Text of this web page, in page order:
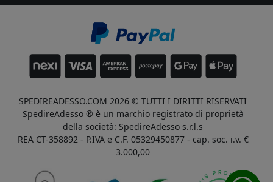
SPEDIREADESSO.COM 2026 © TUTTI I DIRITTI RISERVATI
SpedireAdesso ® è un marchio registrato di proprietà
della società: SpedireAdesso s.r.l.s
REA CT-358892 - P.IVA e C.F. 05329450877 - cap. soc. i.v. €
3.000,00